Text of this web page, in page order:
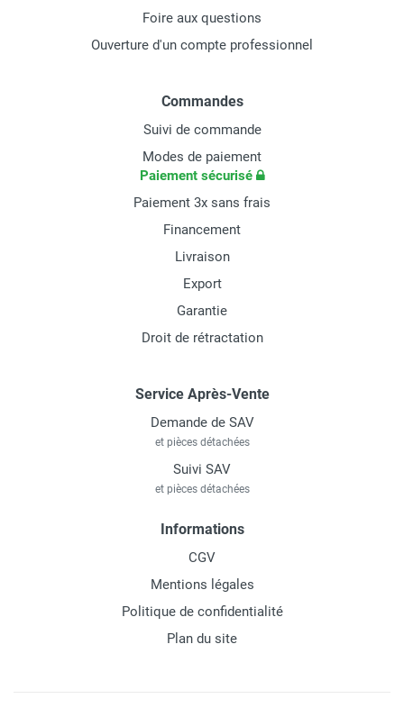
Foire aux questions
Ouverture d'un compte professionnel
Commandes
Suivi de commande
Modes de paiement
Paiement sécurisé
Paiement 3x sans frais
Financement
Livraison
Export
Garantie
Droit de rétractation
Service Après-Vente
Demande de SAV
et pièces détachées
Suivi SAV
et pièces détachées
Informations
CGV
Mentions légales
Politique de confidentialité
Plan du site